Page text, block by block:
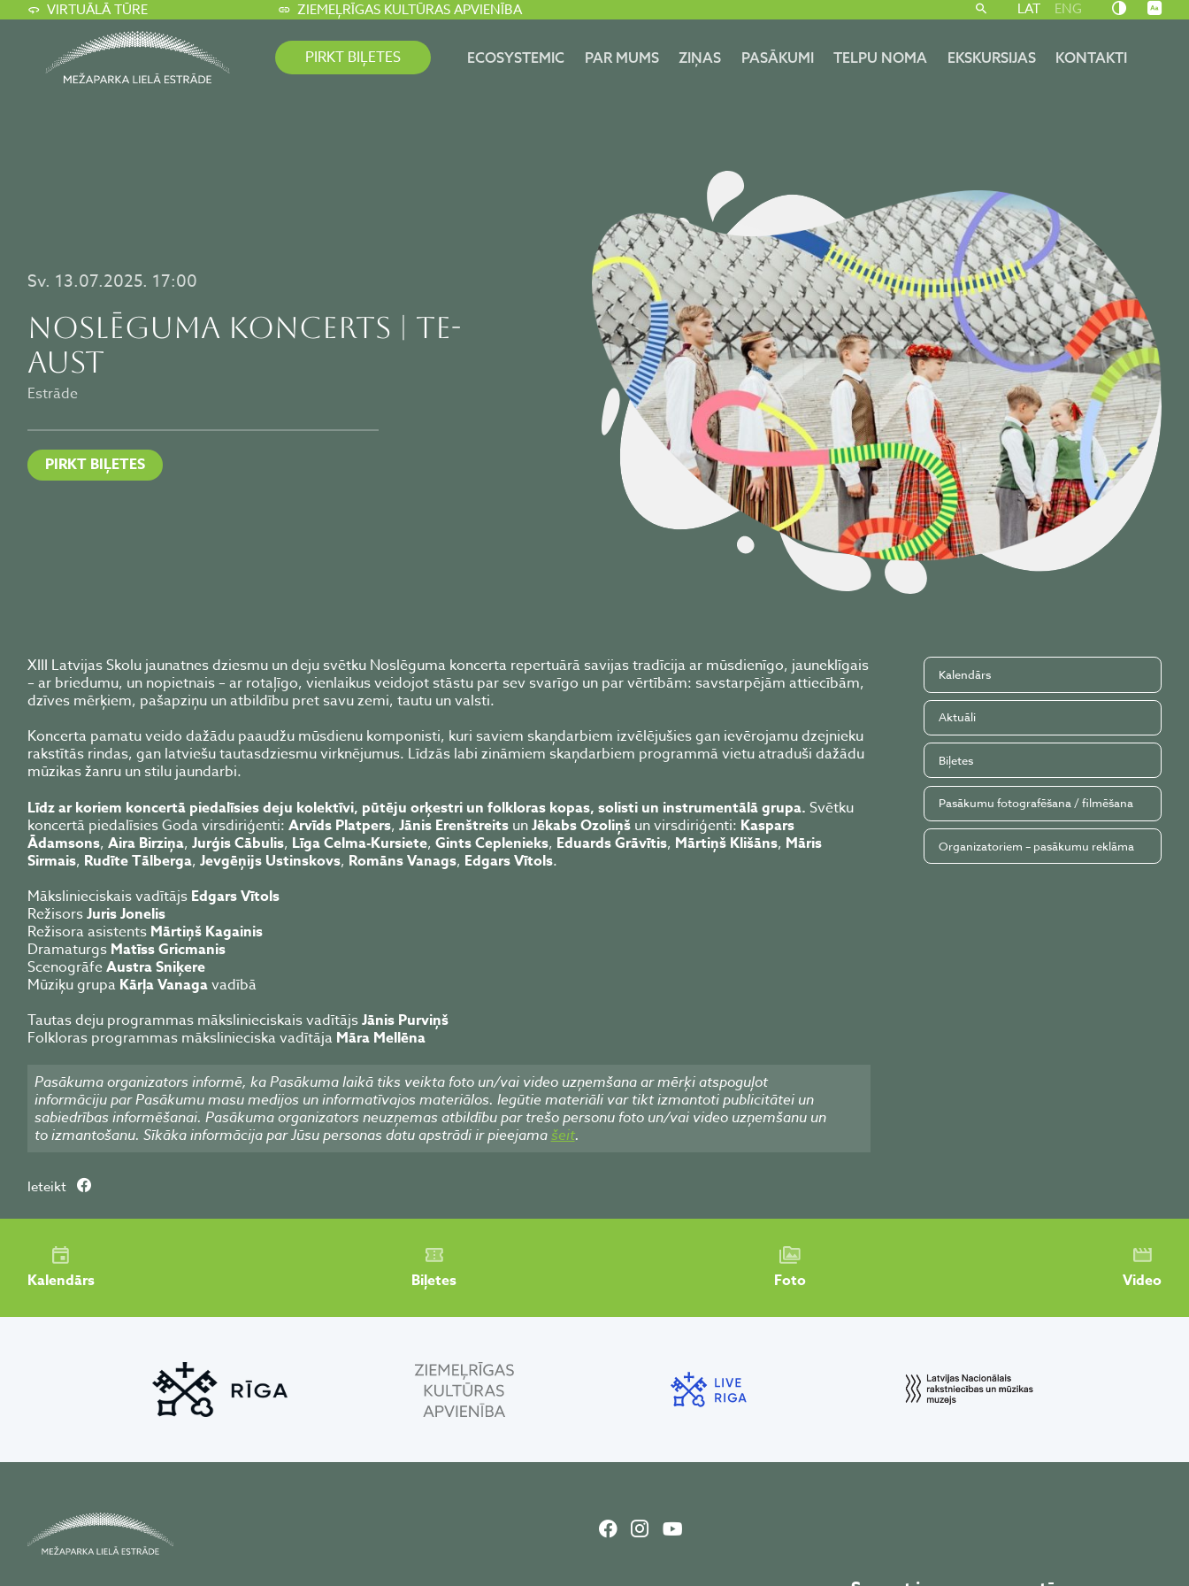
VIRTUĀLĀ TŪRE ZIEMEĻRĪGAS KULTŪRAS APVIENĪBA LAT ENG
PIRKT BIĻETES ECOSYSTEMIC PAR MUMS ZIŅAS PASĀKUMI TELPU NOMA EKSKURSIJAS KONTAKTI
Sv. 13.07.2025. 17:00
Noslēguma koncerts | Te-
aust
Estrāde
PIRKT BIĻETES
XIII Latvijas Skolu jaunatnes dziesmu un deju svētku Noslēguma koncerta repertuārā savijas tradīcija ar mūsdienīgo, jauneklīgais
– ar briedumu, un nopietnais – ar rotaļīgo, vienlaikus veidojot stāstu par sev svarīgo un par vērtībām: savstarpējām attiecībām,
dzīves mērķiem, pašapziņu un atbildību pret savu zemi, tautu un valsti.
Koncerta pamatu veido dažādu paaudžu mūsdienu komponisti, kuri saviem skaņdarbiem izvēlējušies gan ievērojamu dzejnieku
rakstītās rindas, gan latviešu tautasdziesmu virknējumus. Līdzās labi zināmiem skaņdarbiem programmā vietu atraduši dažādu
mūzikas žanru un stilu jaundarbi.
Līdz ar koriem koncertā piedalīsies deju kolektīvi, pūtēju orķestri un folkloras kopas, solisti un instrumentālā grupa. Svētku
koncertā piedalīsies Goda virsdiriģenti: Arvīds Platpers, Jānis ErenštreitsunJēkabs Ozoliņšun virsdiriģenti: Kaspars
Ādamsons, Aira Birziņa, Jurģis Cābulis, Līga Celma-Kursiete, Gints Ceplenieks, Eduards Grāvītis, Mārtiņš Klišāns, Māris
Sirmais, Rudīte Tālberga, Jevgēņijs Ustinskovs, Romāns Vanags, Edgars Vītols.
Mākslinieciskais vadītājs Edgars Vītols
RežisorsJuris Jonelis
Režisora asistents Mārtiņš Kagainis
Dramaturgs Matīss Gricmanis
ScenogrāfeAustra Sniķere
Mūziķu grupaKārļa Vanagavadībā
Tautas deju programmas mākslinieciskais vadītājsJānis Purviņš
Folkloras programmas mākslinieciska vadītāja Māra Mellēna
Pasākuma organizators informē, ka Pasākuma laikā tiks veikta foto un/vai video uzņemšana ar mērķi atspoguļot
informāciju par Pasākumu masu medijos un informatīvajos materiālos. Iegūtie materiāli var tikt izmantoti publicitātei un
sabiedrības informēšanai. Pasākuma organizators neuzņemas atbildību par trešo personu foto un/vai video uzņemšanu un
to izmantošanu. Sīkāka informācija par Jūsu personas datu apstrādi ir pieejamašeit.
Kalendārs
Aktuāli
Biļetes
Pasākumu fotografēšana / filmēšana
Organizatoriem – pasākumu reklāma
Ieteikt
Kalendārs Biļetes Foto Video